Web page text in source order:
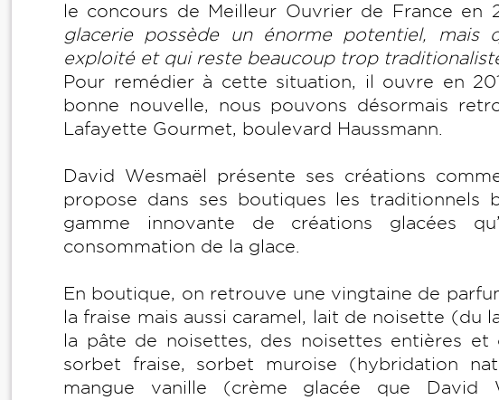
le concours de Meilleur Ouvrier de France
glacerie possède un énorme potentiel, mais
exploité et qui reste beaucoup trop
Pour remédier à cette situation, il ouvre en
bonne nouvelle, nous pouvons désormais
Lafayette Gourmet, boulevard Haussmann.
David Wesmaël présente ses créations
propose dans ses boutiques les traditionnels
gamme innovante de créations glacées
consommation de la glace.
En boutique, on retrouve une vingtaine de
la fraise mais aussi caramel, lait de noisette (du
la pâte de noisettes, des noisettes entières et
sorbet fraise, sorbet muroise (hybridation
mangue vanille (crème glacée que